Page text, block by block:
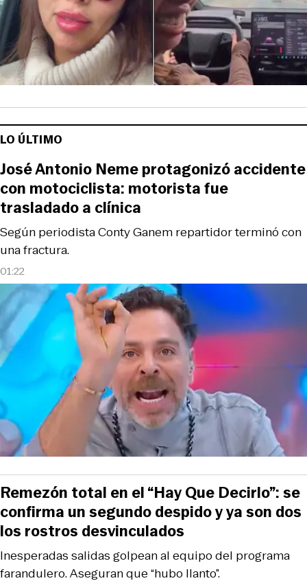
LO ÚLTIMO
01:22
Según periodista Conty Ganem repartidor terminó con
una fractura.
José Antonio Neme protagonizó accidente
con motociclista: motorista fue
trasladado a clínica
Inesperadas salidas golpean al equipo del programa
farandulero. Aseguran que “hubo llanto”.
Remezón total en el “Hay Que Decirlo”: se
confirma un segundo despido y ya son dos
los rostros desvinculados